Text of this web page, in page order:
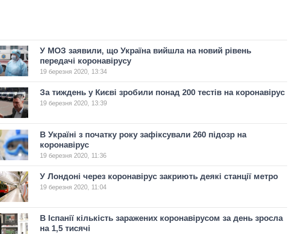
У МОЗ заявили, що Україна вийшла на новий рівень
передачі коронавірусу
19 березня 2020, 13:34
За тиждень у Києві зробили понад 200 тестів на коронавірус
19 березня 2020, 13:39
В Україні з початку року зафіксували 260 підозр на
коронавірус
19 березня 2020, 11:36
У Лондоні через коронавірус закриють деякі станції метро
19 березня 2020, 11:04
В Іспанії кількість заражених коронавірусом за день зросла
на 1,5 тисячі